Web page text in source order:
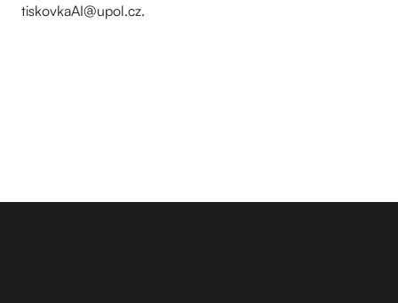
tiskovkaAI@upol.cz.